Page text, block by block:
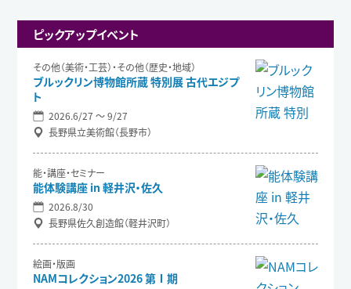
ピックアップイベント
その他（美術・工芸）・その他（歴史・地域）
ブルックリン博物館所蔵 特別展 古代エジプ
ト
2026.6/27 〜 9/27
長野県立美術館（長野市）
能・講座・セミナー
能体験講座 in 軽井沢・佐久
2026.8/30
長野県佐久創造館（軽井沢町）
絵画・版画
NAMコレクション2026 第Ⅰ期